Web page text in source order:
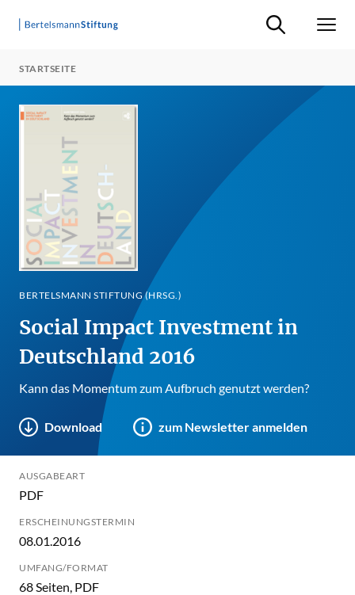
Suche ein-/
STARTSEITE
BERTELSMANN STIFTUNG (HRSG.)
Social Impact Investment in
Deutschland 2016
Kann das Momentum zum Aufbruch genutzt werden?
Download zum Newsletter anmelden
AUSGABEART
PDF
ERSCHEINUNGSTERMIN
08.01.2016
UMFANG/FORMAT
68 Seiten, PDF